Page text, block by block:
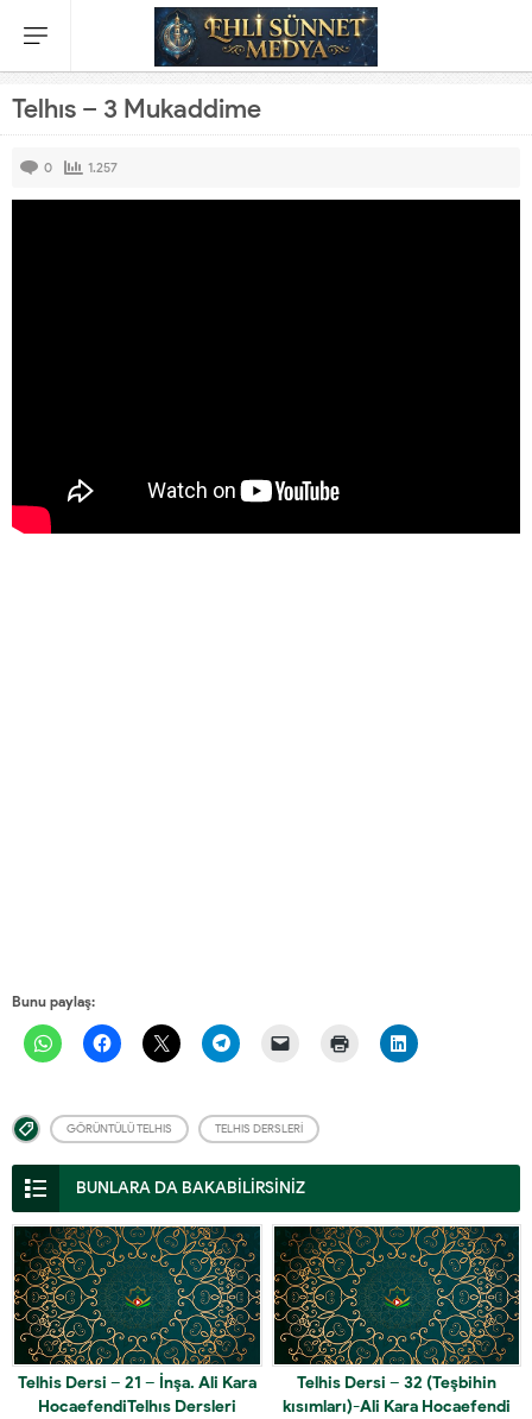
Telhıs – 3 Mukaddime
0 1.257
Bunu paylaş:
GÖRÜNTÜLÜ TELHIS TELHIS DERSLERI
BUNLARA DA BAKABİLİRSİNİZ
Telhis Dersi – 21 – İnşa. Ali Kara
HocaefendiTelhıs Dersleri
Telhis Dersi – 32 (Teşbihin
kısımları)-Ali Kara Hocaefendi